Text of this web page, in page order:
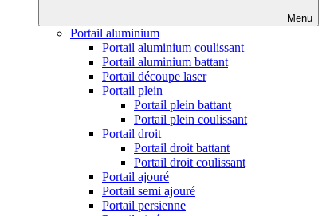
Menu
Portail aluminium
Portail aluminium coulissant
Portail aluminium battant
Portail découpe laser
Portail plein
Portail plein battant
Portail plein coulissant
Portail droit
Portail droit battant
Portail droit coulissant
Portail ajouré
Portail semi ajouré
Portail persienne